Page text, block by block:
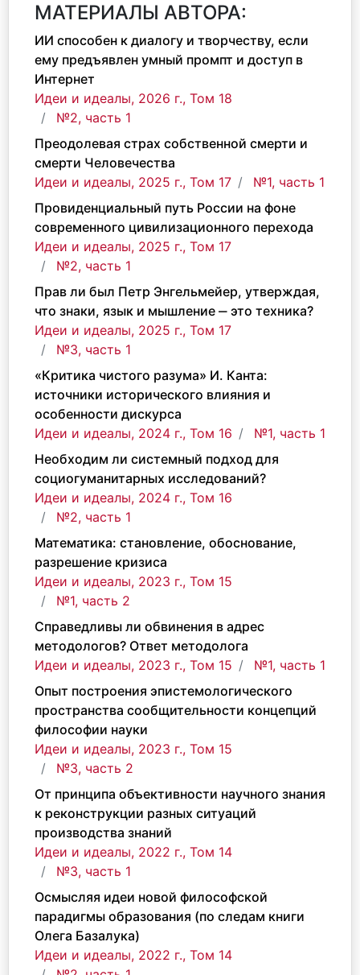
МАТЕРИАЛЫ АВТОРА:
ИИ способен к диалогу и творчеству, если
ему предъявлен умный промпт и доступ в
Интернет
Идеи и идеалы, 2026 г., Том 18
№2, часть 1
Преодолевая страх собственной смерти и
смерти Человечества
Идеи и идеалы, 2025 г., Том 17
№1, часть 1
Провиденциальный путь России на фоне
современного цивилизационного перехода
Идеи и идеалы, 2025 г., Том 17
№2, часть 1
Прав ли был Петр Энгельмейер, утверждая,
что знаки, язык и мышление ‒ это техника?
Идеи и идеалы, 2025 г., Том 17
№3, часть 1
«Критика чистого разума» И. Канта:
источники исторического влияния и
особенности дискурса
Идеи и идеалы, 2024 г., Том 16
№1, часть 1
Необходим ли системный подход для
социогуманитарных исследований?
Идеи и идеалы, 2024 г., Том 16
№2, часть 1
Математика: становление, обоснование,
разрешение кризиса
Идеи и идеалы, 2023 г., Том 15
№1, часть 2
Справедливы ли обвинения в адрес
методологов? Ответ методолога
Идеи и идеалы, 2023 г., Том 15
№1, часть 1
Опыт построения эпистемологического
пространства сообщительности концепций
философии науки
Идеи и идеалы, 2023 г., Том 15
№3, часть 2
От принципа объективности научного знания
к реконструкции разных ситуаций
производства знаний
Идеи и идеалы, 2022 г., Том 14
№3, часть 1
Осмысляя идеи новой философской
парадигмы образования (по следам книги
Олега Базалука)
Идеи и идеалы, 2022 г., Том 14